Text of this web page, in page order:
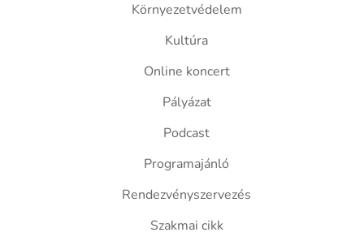
Környezetvédelem
Kultúra
Online koncert
Pályázat
Podcast
Programajánló
Rendezvényszervezés
Szakmai cikk